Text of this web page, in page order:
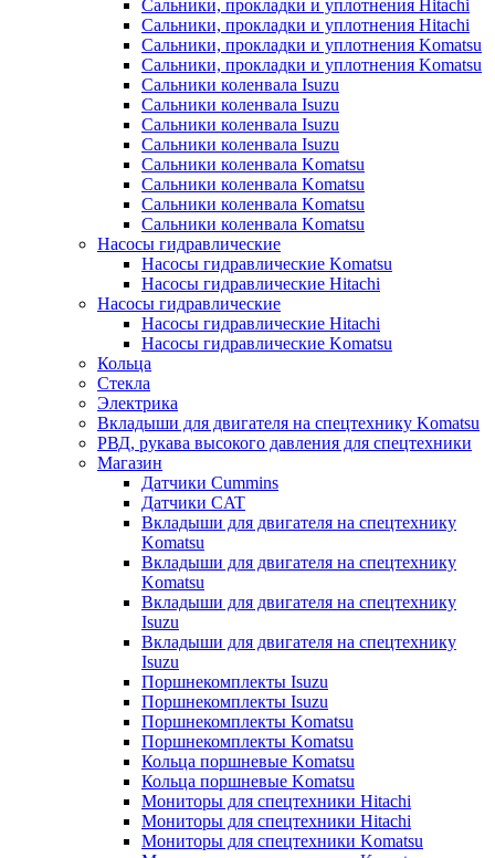
Сальники, прокладки и уплотнения Hitachi
Сальники, прокладки и уплотнения Hitachi
Сальники, прокладки и уплотнения Komatsu
Сальники, прокладки и уплотнения Komatsu
Сальники коленвала Isuzu
Сальники коленвала Isuzu
Сальники коленвала Isuzu
Сальники коленвала Isuzu
Сальники коленвала Komatsu
Сальники коленвала Komatsu
Сальники коленвала Komatsu
Сальники коленвала Komatsu
Насосы гидравлические
Насосы гидравлические Komatsu
Насосы гидравлические Hitachi
Насосы гидравлические
Насосы гидравлические Hitachi
Насосы гидравлические Komatsu
Кольца
Стекла
Электрика
Вкладыши для двигателя на спецтехнику Komatsu
РВД, рукава высокого давления для спецтехники
Магазин
Датчики Cummins
Датчики CAT
Вкладыши для двигателя на спецтехнику
Komatsu
Вкладыши для двигателя на спецтехнику
Komatsu
Вкладыши для двигателя на спецтехнику
Isuzu
Вкладыши для двигателя на спецтехнику
Isuzu
Поршнекомплекты Isuzu
Поршнекомплекты Isuzu
Поршнекомплекты Komatsu
Поршнекомплекты Komatsu
Кольца поршневые Komatsu
Кольца поршневые Komatsu
Мониторы для спецтехники Hitachi
Мониторы для спецтехники Hitachi
Мониторы для спецтехники Komatsu